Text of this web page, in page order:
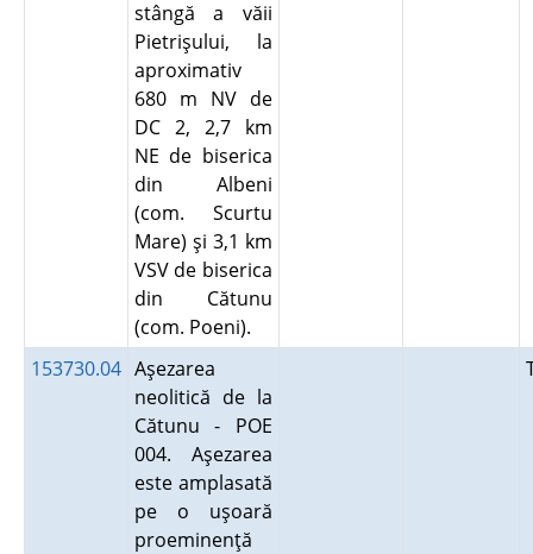
stângă a văii
Pietrişului, la
aproximativ
680 m NV de
DC 2, 2,7 km
NE de biserica
din Albeni
(com. Scurtu
Mare) şi 3,1 km
VSV de biserica
din Cătunu
(com. Poeni).
153730.04 Aşezarea
neolitică de la
Cătunu - POE
004. Aşezarea
este amplasată
pe o uşoară
proeminenţă